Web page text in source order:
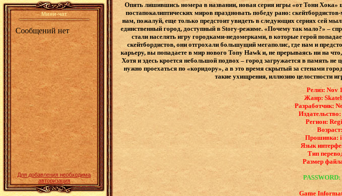
Мини-чат
Для добавления необходима
авторизация
Опять лишившись номера в названии, новая серия игры «от Тони
постапокалиптических миров праздновать победу рано:
нам, пожалуй, еще только предстоит увидеть в следующих сериях сей
единственный город, доступный в Story-режиме. «Почему так мало?» –
стали населять игру городками-недомерками, в которые герой
скейтбордистов, они отгрохали большущий мегаполис, где нам и
карьеру, вы попадаете в мир нового Tony Hawk и, не прерываясь ни на
Хотя и здесь кроется небольшой подвох – город загружается в память
нужно проехаться по «коридору», а в это время скрытый за стенами
такие ухищрения, иллюзию целостности
Релиз: Nov
Жанр:
Разработчик:
Регион:
Прошивка:
Язык
Тип
Размер
Game